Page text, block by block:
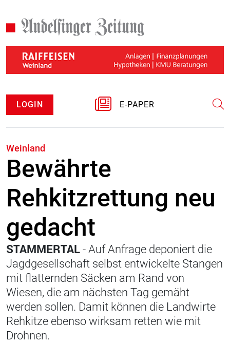
LOGIN E-PAPER
Weinland
Bewährte
Rehkitzrettung neu
gedacht
STAMMERTAL - Auf Anfrage deponiert die
Jagdgesellschaft selbst entwickelte Stangen
mit flatternden Säcken am Rand von
Wiesen, die am nächsten Tag gemäht
werden sollen. Damit können die Landwirte
Rehkitze ebenso wirksam retten wie mit
Drohnen.